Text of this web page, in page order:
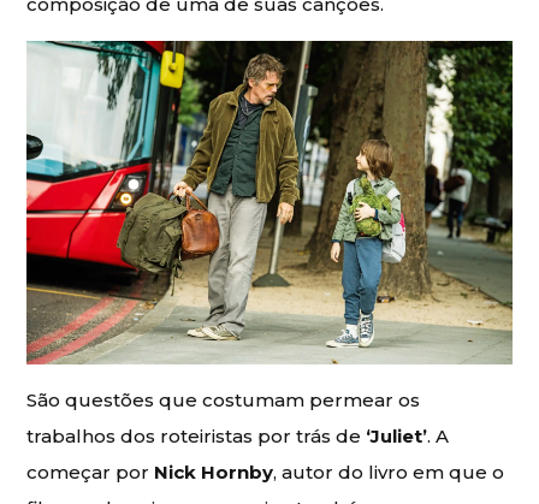
São questões que costumam permear os
trabalhos dos roteiristas por trás de ‘Juliet’. A
começar por Nick Hornby, autor do livro em que o